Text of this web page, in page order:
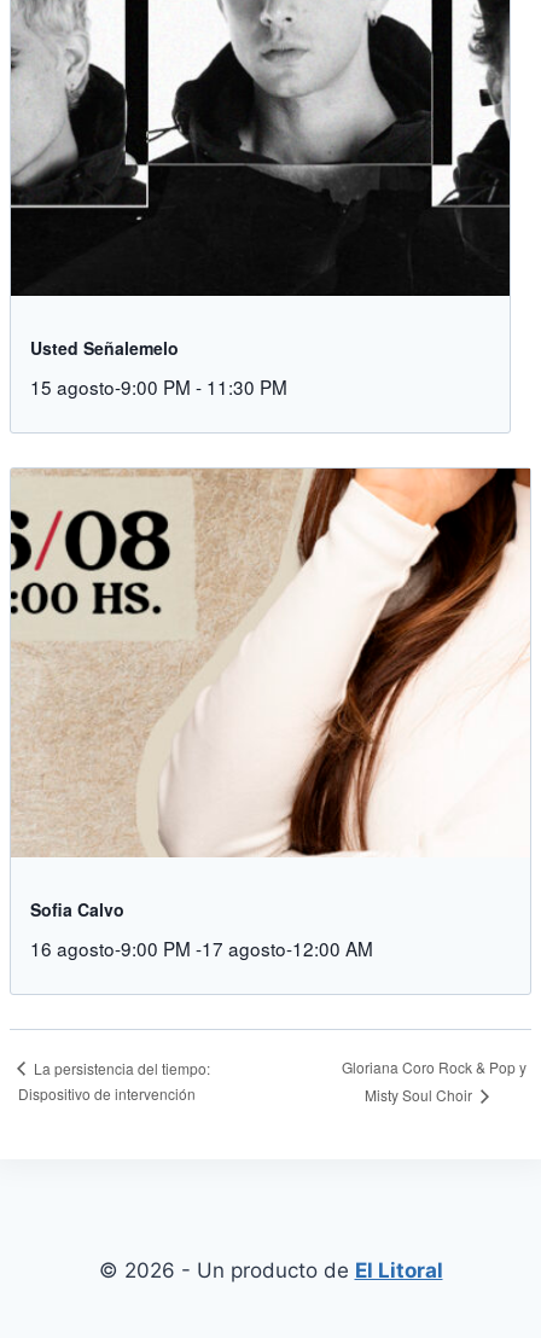
Usted Señalemelo
15 agosto-9:00 PM - 11:30 PM
Sofia Calvo
16 agosto-9:00 PM -17 agosto-12:00 AM
La persistencia del tiempo:
Dispositivo de intervención
Gloriana Coro Rock & Pop y
Misty Soul Choir
© 2026 - Un producto de El Litoral